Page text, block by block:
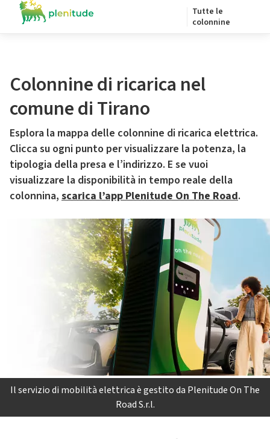
Tutte le
colonnine
Colonnine di ricarica nel
comune di Tirano
Esplora la mappa delle colonnine di ricarica elettrica.
Clicca su ogni punto per visualizzare la potenza, la
tipologia della presa e l’indirizzo. E se vuoi
visualizzare la disponibilità in tempo reale della
colonnina, scarica l’app Plenitude On The Road.
Il servizio di mobilità elettrica è gestito da Plenitude On The
Road S.r.l.